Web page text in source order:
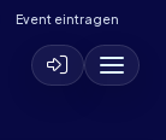
Event eintragen